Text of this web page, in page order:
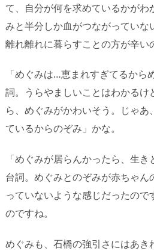
て、自分が何を求めているかがわ
みと半分しか血がつながっていな
離れ離れに暮らすことの方が辛い
「めぐみは…恵まれすぎてるから
詞。うらやましいことはわかるけ
ら、めぐみがかわいそう。じゃ
ているからのぞみ」かな。
「めぐみが居らんかったら、生
台詞。めぐみとのぞみが赤ちゃ
っていないような感じだったので
のですね。
めぐみも、石橋の強引さにはあき